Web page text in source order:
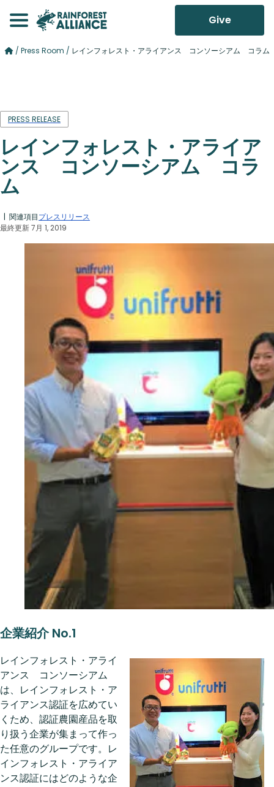
Give
/ Press Room / レインフォレスト・アライアンス コンソーシアム コラム
PRESS RELEASE
レインフォレスト・アライア
ンス コンソーシアム コラ
ム
| 関連項目プレスリリース
最終更新 7月 1, 2019
企業紹介 No.1
レインフォレスト・アライ
アンス コンソーシアム
は、レインフォレスト・ア
ライアンス認証を広めてい
くため、認証農園産品を取
り扱う企業が集まって作っ
た任意のグループです。レ
インフォレスト・アライア
ンス認証にはどのような企